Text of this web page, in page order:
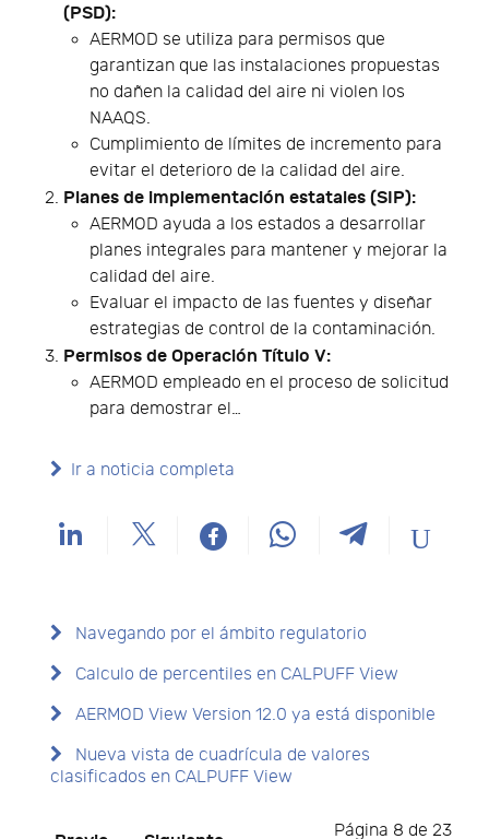
(PSD):
AERMOD se utiliza para permisos que
garantizan que las instalaciones propuestas
no dañen la calidad del aire ni violen los
NAAQS.
Cumplimiento de límites de incremento para
evitar el deterioro de la calidad del aire.
Planes de implementación estatales (SIP):
AERMOD ayuda a los estados a desarrollar
planes integrales para mantener y mejorar la
calidad del aire.
Evaluar el impacto de las fuentes y diseñar
estrategias de control de la contaminación.
Permisos de Operación Título V:
AERMOD empleado en el proceso de solicitud
para demostrar el…
Ir a noticia completa
Navegando por el ámbito regulatorio
Calculo de percentiles en CALPUFF View
AERMOD View Version 12.0 ya está disponible
Nueva vista de cuadrícula de valores
clasificados en CALPUFF View
Página 8 de 23